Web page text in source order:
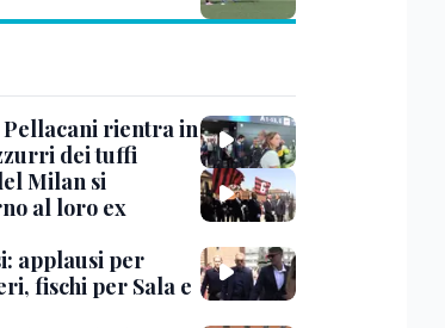
rientra in
dei tuffi
Milan si
al loro ex
applausi per
fischi per Sala e